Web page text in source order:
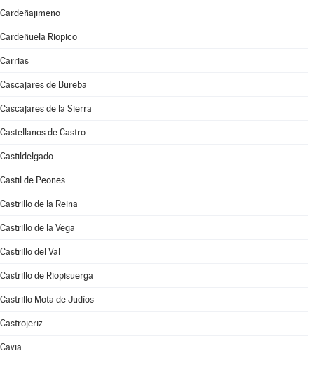
Cardeñajimeno
Cardeñuela Riopico
Carrias
Cascajares de Bureba
Cascajares de la Sierra
Castellanos de Castro
Castildelgado
Castil de Peones
Castrillo de la Reina
Castrillo de la Vega
Castrillo del Val
Castrillo de Riopisuerga
Castrillo Mota de Judíos
Castrojeriz
Cavia